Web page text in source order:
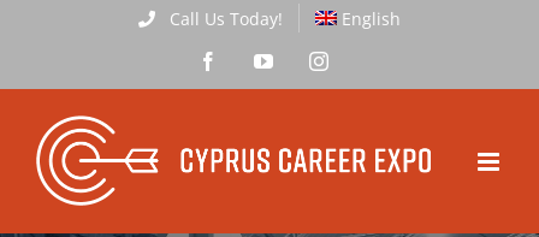
Call Us Today! English
FacebookYouTubeInstagram